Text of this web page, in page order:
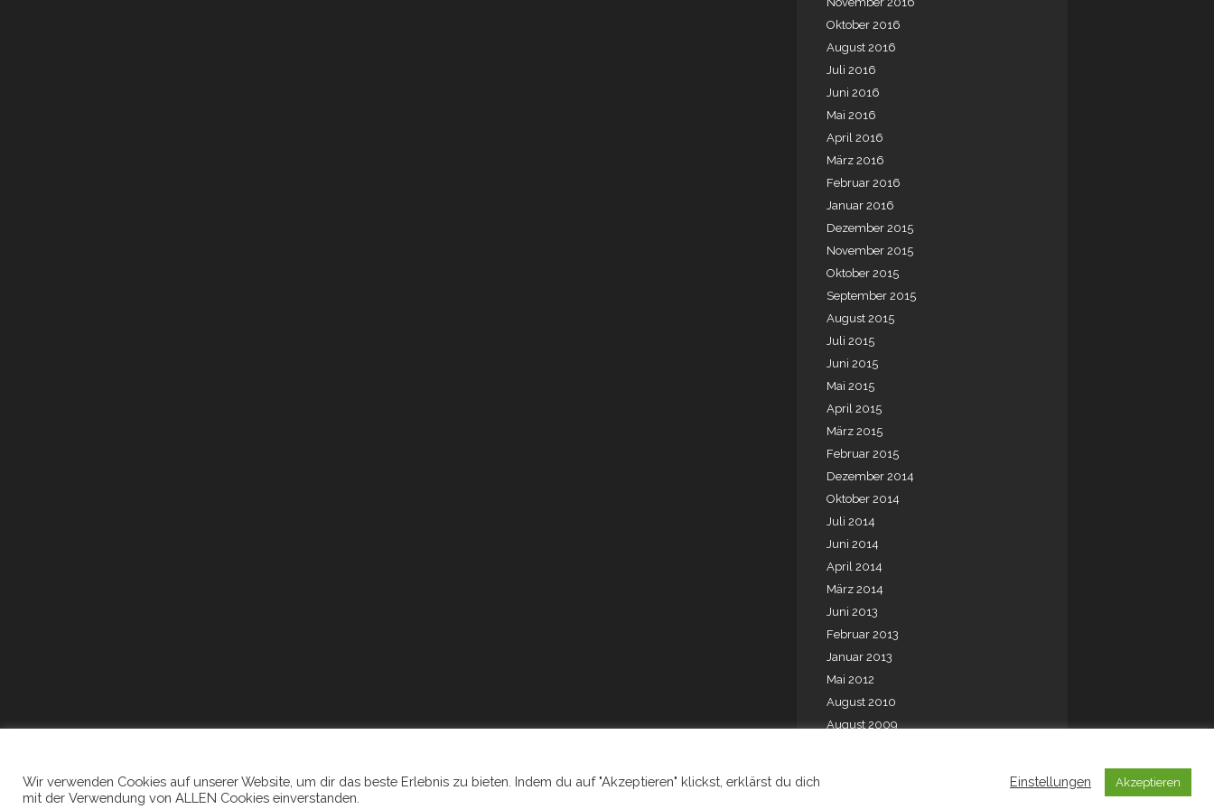
Oktober 2016
August 2016
Juli 2016
Juni 2016
Mai 2016
April 2016
März 2016
Februar 2016
Januar 2016
Dezember 2015
November 2015
Oktober 2015
September 2015
August 2015
Juli 2015
Juni 2015
Mai 2015
April 2015
März 2015
Februar 2015
Dezember 2014
Oktober 2014
Juli 2014
Juni 2014
April 2014
März 2014
Juni 2013
Februar 2013
Januar 2013
Mai 2012
August 2010
August 2009
Wir verwenden Cookies auf unserer Website, um dir das beste Erlebnis zu bieten. Indem du auf "Akzeptieren" klickst, erklärst du dich
mit der Verwendung von ALLEN Cookies einverstanden.
Einstellungen Akzeptieren